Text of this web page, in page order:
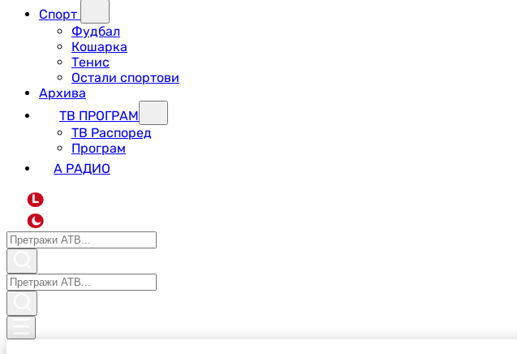
Спорт
Фудбал
Кошарка
Тенис
Остали спортови
Архива
ТВ ПРОГРАМ
ТВ Распоред
Програм
А РАДИО
L